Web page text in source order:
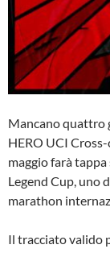
Mancano quattro
HERO UCI
maggio farà tappa
Legend Cup, uno
marathon
Il tracciato valido